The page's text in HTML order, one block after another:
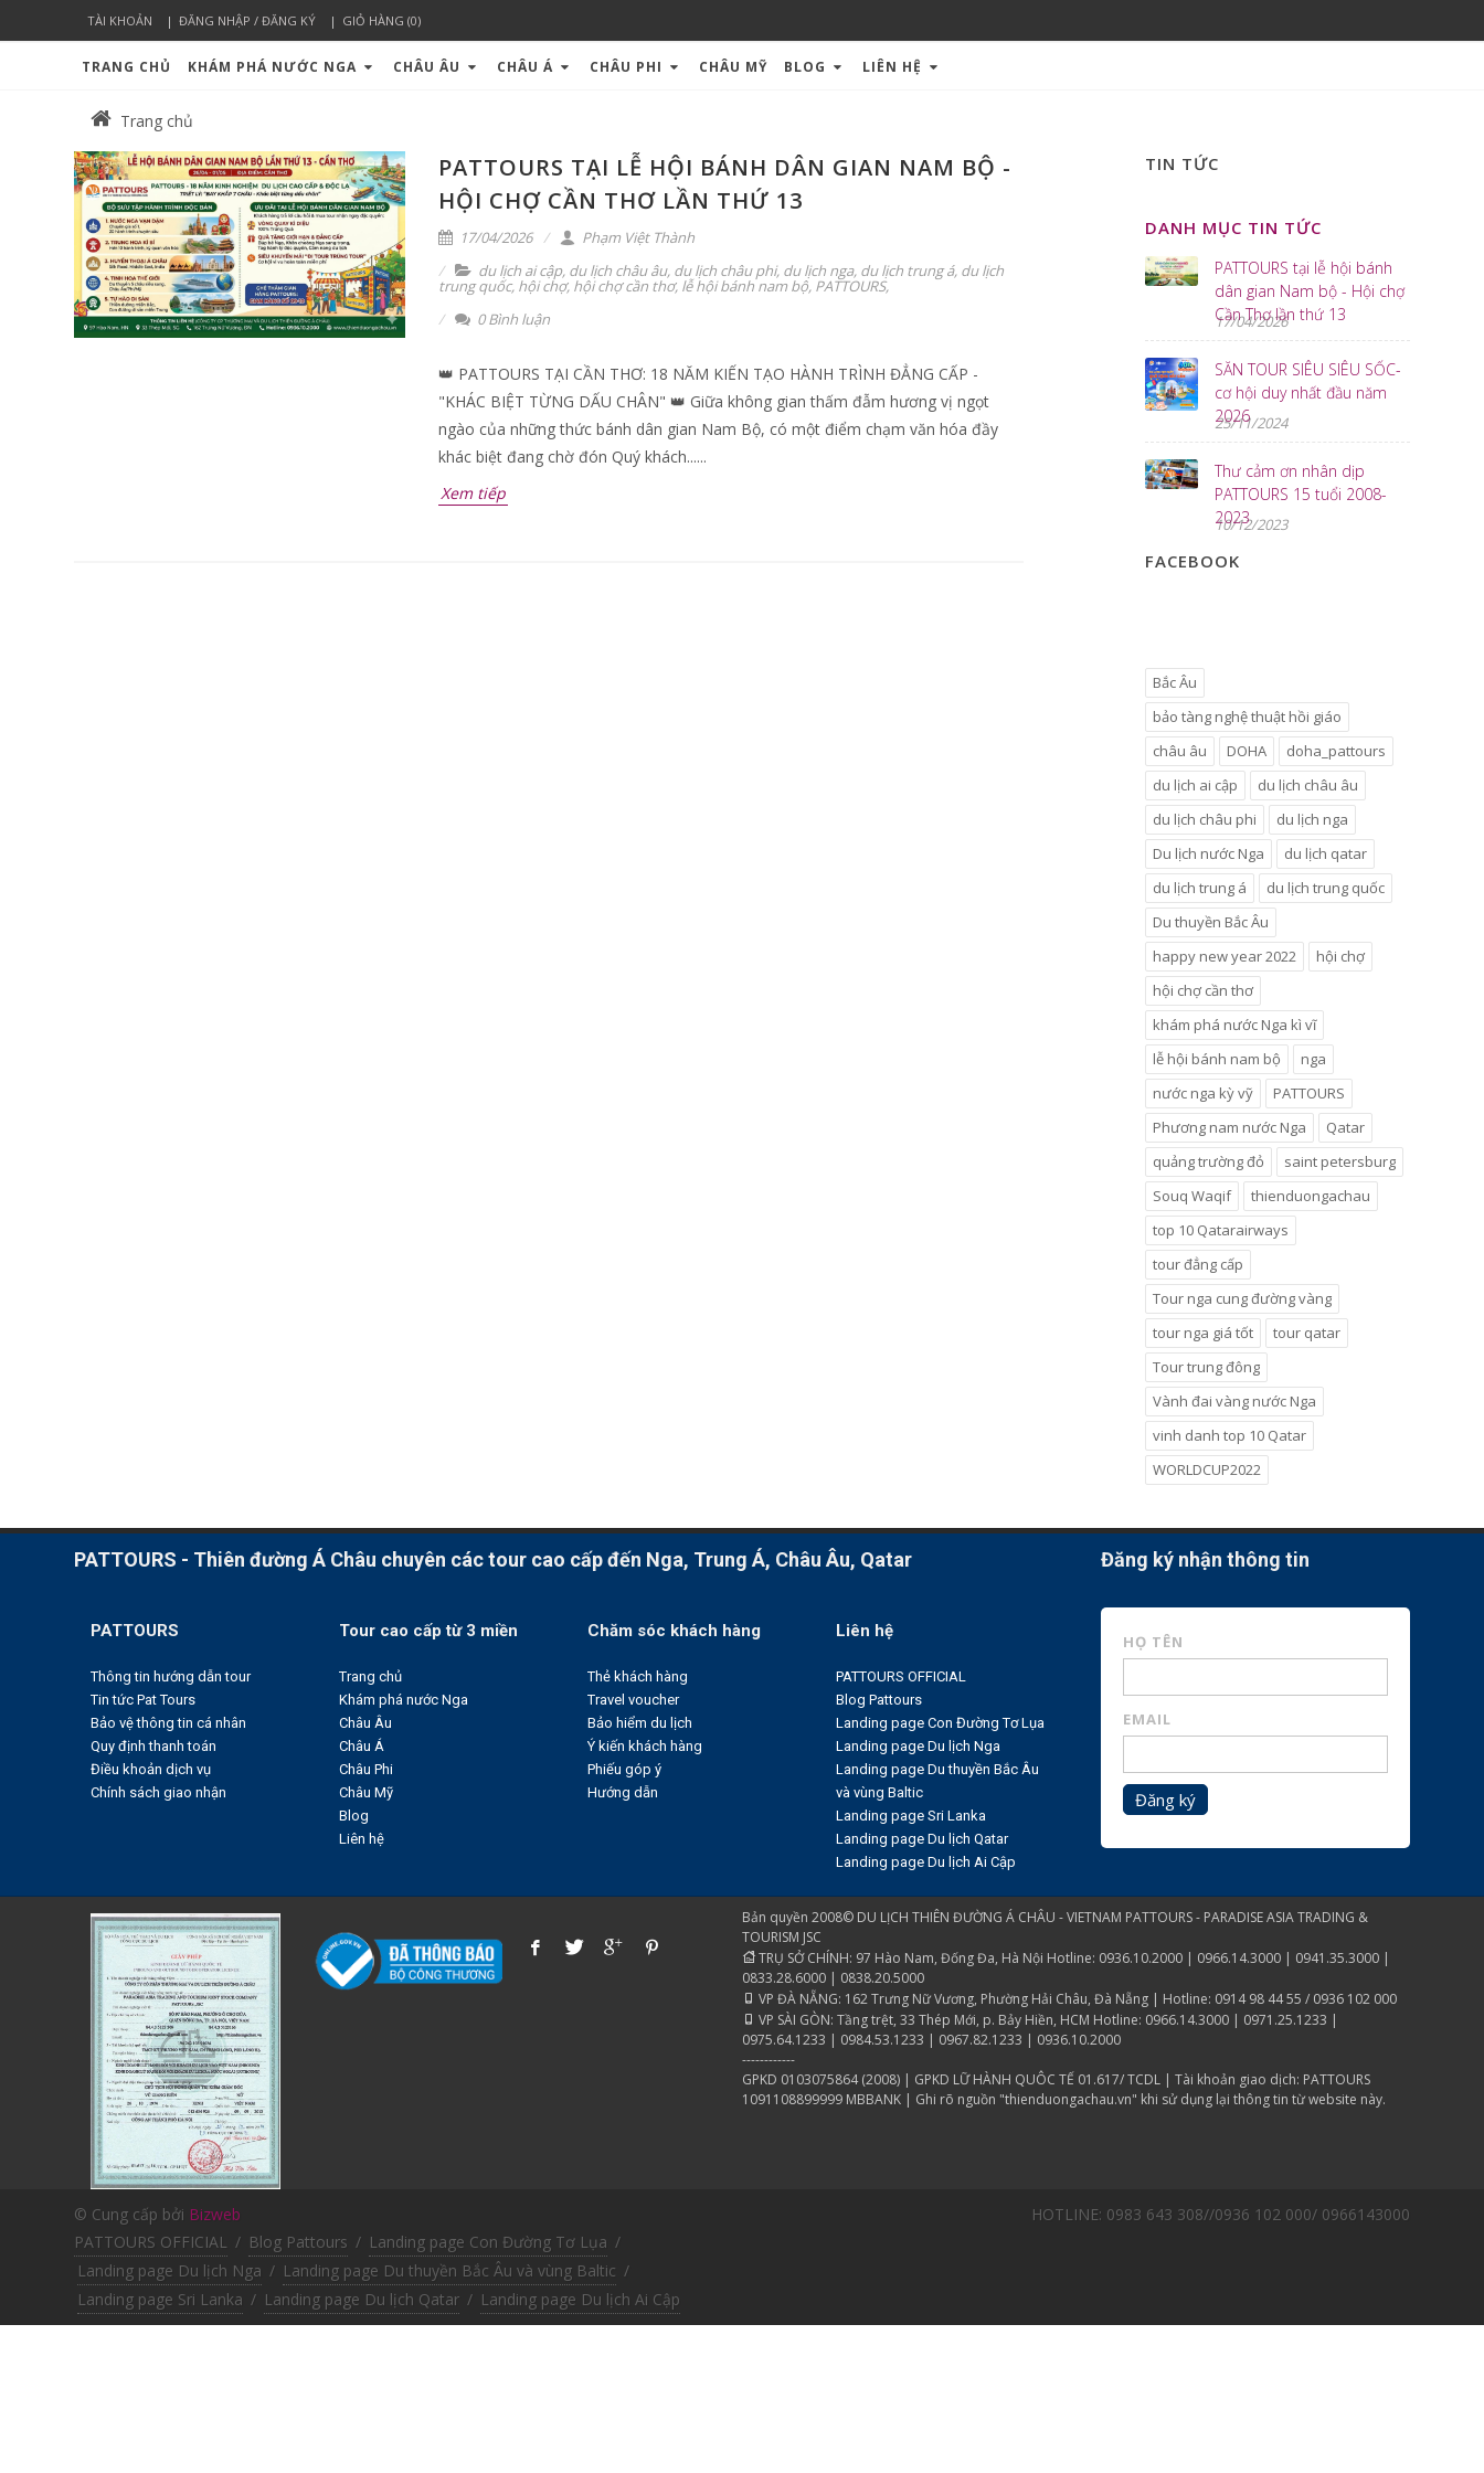
TÀI KHOẢN ĐĂNG NHẬP / ĐĂNG KÝ GIỎ HÀNG (0)
TRANG CHỦ KHÁM PHÁ NƯỚC NGA CHÂU ÂU CHÂU Á CHÂU PHI CHÂU MỸ BLOG LIÊN HỆ
Trang chủ
PATTOURS TẠI LỄ HỘI BÁNH DÂN GIAN NAM BỘ -
HỘI CHỢ CẦN THƠ LẦN THỨ 13
17/04/2026
Phạm Việt Thành
du lịch ai cập, du lịch châu âu, du lịch châu phi, du lịch nga, du lịch trung á, du lịch
trung quốc, hội chợ, hội chợ cần thơ, lễ hội bánh nam bộ, PATTOURS,
0 Bình luận
👑 PATTOURS TẠI CẦN THƠ: 18 NĂM KIẾN TẠO HÀNH TRÌNH ĐẲNG CẤP -
"KHÁC BIỆT TỪNG DẤU CHÂN" 👑 Giữa không gian thấm đẫm hương vị ngọt
ngào của những thức bánh dân gian Nam Bộ, có một điểm chạm văn hóa đầy
khác biệt đang chờ đón Quý khách......
Xem tiếp
TIN TỨC
DANH MỤC TIN TỨC
PATTOURS tại lễ hội bánh
dân gian Nam bộ - Hội chợ
Cần Thơ lần thứ 13
17/04/2026
SĂN TOUR SIÊU SIÊU SỐC-
cơ hội duy nhất đầu năm
2026
25/11/2024
Thư cảm ơn nhân dịp
PATTOURS 15 tuổi 2008-
2023
10/12/2023
FACEBOOK
Bắc Âu
bảo tàng nghệ thuật hồi giáo
châu âu
DOHA
doha_pattours
du lịch ai cập
du lịch châu âu
du lịch châu phi
du lịch nga
Du lịch nước Nga
du lịch qatar
du lịch trung á
du lịch trung quốc
Du thuyền Bắc Âu
happy new year 2022
hội chợ
hội chợ cần thơ
khám phá nước Nga kì vĩ
lễ hội bánh nam bộ
nga
nước nga kỳ vỹ
PATTOURS
Phương nam nước Nga
Qatar
quảng trường đỏ
saint petersburg
Souq Waqif
thienduongachau
top 10 Qatarairways
tour đẳng cấp
Tour nga cung đường vàng
tour nga giá tốt
tour qatar
Tour trung đông
Vành đai vàng nước Nga
vinh danh top 10 Qatar
WORLDCUP2022
PATTOURS - Thiên đường Á Châu chuyên các tour cao cấp đến Nga, Trung Á, Châu Âu, Qatar
PATTOURS
Thông tin hướng dẫn tour
Tin tức Pat Tours
Bảo vệ thông tin cá nhân
Quy định thanh toán
Điều khoản dịch vụ
Chính sách giao nhận
Tour cao cấp từ 3 miền
Trang chủ
Khám phá nước Nga
Châu Âu
Châu Á
Châu Phi
Châu Mỹ
Blog
Liên hệ
Chăm sóc khách hàng
Thẻ khách hàng
Travel voucher
Bảo hiểm du lịch
Ý kiến khách hàng
Phiếu góp ý
Hướng dẫn
Liên hệ
PATTOURS OFFICIAL
Blog Pattours
Landing page Con Đường Tơ Lụa
Landing page Du lịch Nga
Landing page Du thuyền Bắc Âu
và vùng Baltic
Landing page Sri Lanka
Landing page Du lịch Qatar
Landing page Du lịch Ai Cập
Đăng ký nhận thông tin
HỌ TÊN
EMAIL
Đăng ký
Bản quyền 2008© DU LỊCH THIÊN ĐƯỜNG Á CHÂU - VIETNAM PATTOURS - PARADISE ASIA TRADING &
TOURISM JSC
TRỤ SỞ CHÍNH: 97 Hào Nam, Đống Đa, Hà Nội Hotline: 0936.10.2000 | 0966.14.3000 | 0941.35.3000 |
0833.28.6000 | 0838.20.5000
VP ĐÀ NẴNG: 162 Trưng Nữ Vương, Phường Hải Châu, Đà Nẵng | Hotline: 0914 98 44 55 / 0936 102 000
VP SÀI GÒN: Tầng trệt, 33 Thép Mới, p. Bảy Hiền, HCM Hotline: 0966.14.3000 | 0971.25.1233 |
0975.64.1233 | 0984.53.1233 | 0967.82.1233 | 0936.10.2000
------------
GPKD 0103075864 (2008) | GPKD LỮ HÀNH QUÔC TẾ 01.617/ TCDL | Tài khoản giao dịch: PATTOURS
1091108899999 MBBANK | Ghi rõ nguồn "thienduongachau.vn" khi sử dụng lại thông tin từ website này.
© Cung cấp bởi Bizweb
PATTOURS OFFICIAL / Blog Pattours / Landing page Con Đường Tơ Lụa /
Landing page Du lịch Nga / Landing page Du thuyền Bắc Âu và vùng Baltic /
Landing page Sri Lanka / Landing page Du lịch Qatar / Landing page Du lịch Ai Cập
HOTLINE: 0983 643 308//0936 102 000/ 0966143000